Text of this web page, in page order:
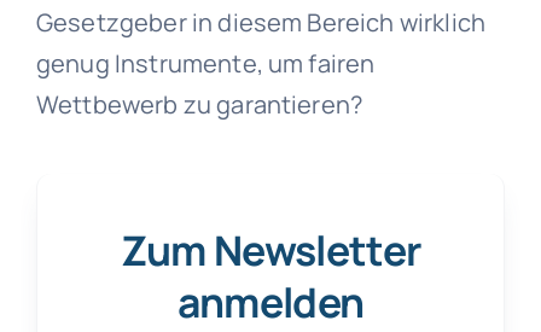
Gesetzgeber in diesem Bereich wirklich
genug Instrumente, um fairen
Wettbewerb zu garantieren?
Zum Newsletter
anmelden